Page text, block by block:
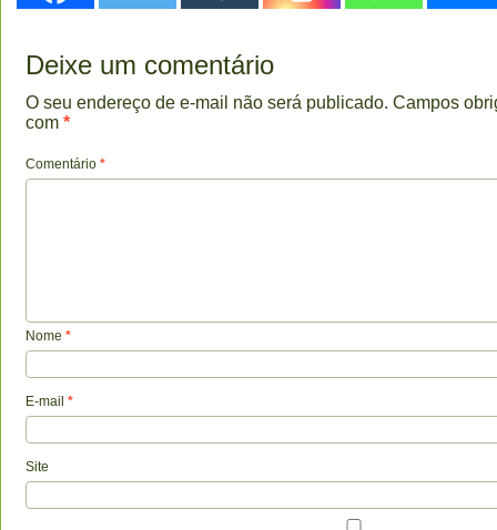
Deixe um comentário
O seu endereço de e-mail não será publicado. Campos
com *
Comentário *
Nome *
E-mail *
Site